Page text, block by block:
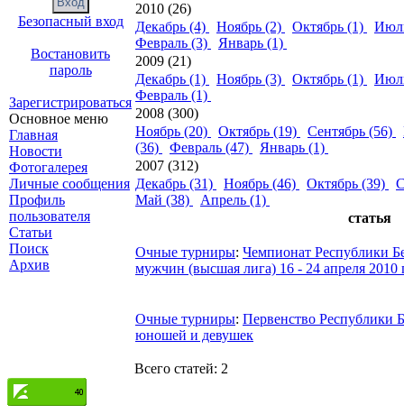
Безопасный вход
Востановить
пароль
Зарегистрироваться
Основное меню
Главная
Новости
Фотогалерея
Личные сообщения
Профиль
пользователя
Статьи
Поиск
Архив
2010 (26)
Декабрь (4)
Ноябрь (2) Октябрь (1)
Февраль (3)
Январь (1)
2009 (21)
Декабрь (1)
Ноябрь (3) Октябрь (1)
Февраль (1)
2008 (300)
Ноябрь (20)
Октябрь (19) Сентябрь (56)
(36)
Февраль (47)
Январь (1)
2007 (312)
Декабрь (31)
Ноябрь (46) Октябрь (39)
Май (38)
Апрель (1)
статья
Очные турниры: Чемпионат Республики
мужчин (высшая лига) 16 - 24 апреля 2010
Очные турниры: Первенство Республики
юношей и девушек
Всего статей: 2